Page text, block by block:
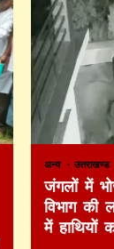
अन्य उत्तराखण्ड
जंगलों में
विभाग की
में हाथियों